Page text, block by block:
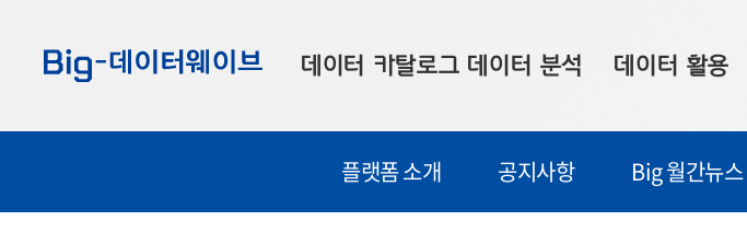
기
기
기
데이터 카탈로그
부산데이터
데이터 분석
우수사례
데이터 활용
시각화 서비스
플랫폼 소개 공지사항 Big 월간뉴스